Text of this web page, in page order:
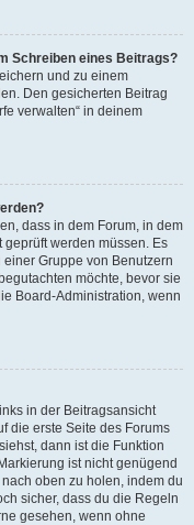
Schreiben eines Beitrags?
und zu einem
Den gesicherten Beitrag
verwalten“ in deinem
dass in dem Forum, in dem
werden müssen. Es
Gruppe von Benutzern
möchte, bevor sie
Board-Administration, wenn
in der Beitragsansicht
die erste Seite des Forums
dann ist die Funktion
ist nicht genügend
oben zu holen, indem du
sicher, dass du die Regeln
gesehen, wenn ohne